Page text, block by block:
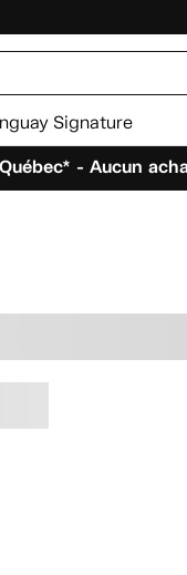
Signature
- Aucun